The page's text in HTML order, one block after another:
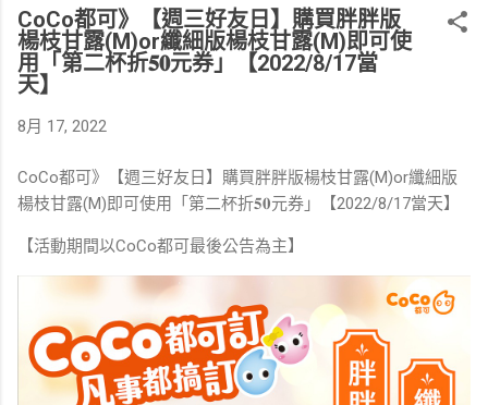
CoCo都可》【週三好友日】購買胖胖版
楊枝甘露(M)or纖細版楊枝甘露(M)即可使
用「第二杯折𝟓𝟎元券」【2022/8/17當
天】
8月 17, 2022
CoCo都可》【週三好友日】購買胖胖版楊枝甘露(M)or纖細版
楊枝甘露(M)即可使用「第二杯折𝟓𝟎元券」【2022/8/17當天】
【活動期間以CoCo都可最後公告為主】